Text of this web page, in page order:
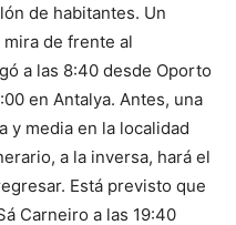
de habitantes. Un
de frente al
a las 8:40 desde Oporto
en Antalya. Antes, una
y media en la localidad
a la inversa, hará el
Está previsto que
Carneiro a las 19:40